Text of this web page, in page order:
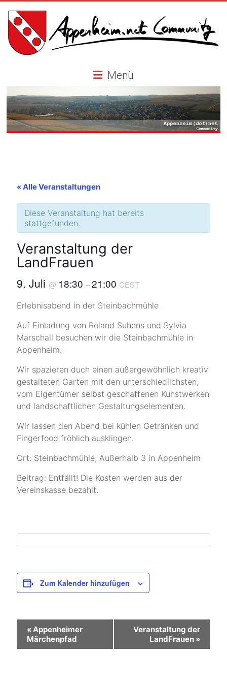
content
Appenheim.net
Community
Menü
« Alle Veranstaltungen
Diese Veranstaltung hat bereits
stattgefunden.
Veranstaltung der
LandFrauen
9. Juli@ 18:30–21:00 CEST
Erlebnisabend in der Steinbachmühle
Auf Einladung von Roland Suhens und Sylvia
Marschall besuchen wir die Steinbachmühle in
Appenheim.
Wir spazieren duch einen außergewöhnlich kreativ
gestalteten Garten mit den unterschiedlichsten,
vom Eigentümer selbst geschaffenen Kunstwerken
und landschaftlichen Gestaltungselementen.
Wir lassen den Abend bei kühlen Getränken und
Fingerfood fröhlich ausklingen.
Ort: Steinbachmühle, Außerhalb 3 in Appenheim
Beitrag: Entfällt! Die Kosten werden aus der
Vereinskasse bezahlt.
Zum Kalender hinzufügen
«Appenheimer
Märchenpfad
Veranstaltung der
LandFrauen »